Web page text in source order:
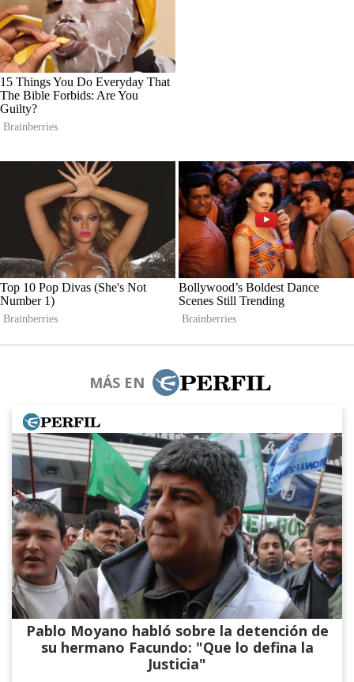
MÁS EN
Pablo Moyano habló sobre la detención de
su hermano Facundo: "Que lo defina la
Justicia"